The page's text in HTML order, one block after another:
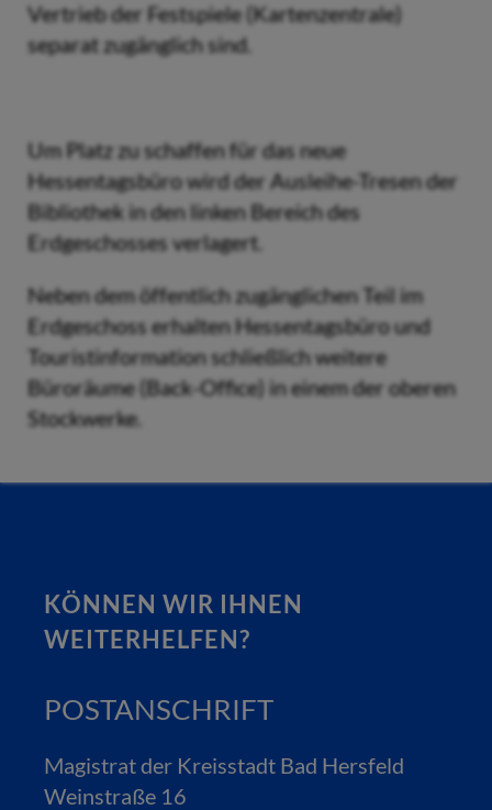
Vertrieb der Festspiele (Kartenzentrale)
separat zugänglich sind.
Um Platz zu schaffen für das neue
Hessentagsbüro wird der Ausleihe-Tresen der
Bibliothek in den linken Bereich des
Erdgeschosses verlagert.
Neben dem öffentlich zugänglichen Teil im
Erdgeschoss erhalten Hessentagsbüro und
Touristinformation schließlich weitere
Büroräume (Back-Office) in einem der oberen
Stockwerke.
KÖNNEN WIR IHNEN
WEITERHELFEN?
POSTANSCHRIFT
Magistrat der Kreisstadt Bad Hersfeld
Weinstraße 16